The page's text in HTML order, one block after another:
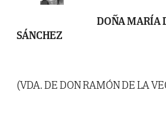
DOÑA MARÍA
SÁNCHEZ
(VDA. DE DON RAMÓN DE LA